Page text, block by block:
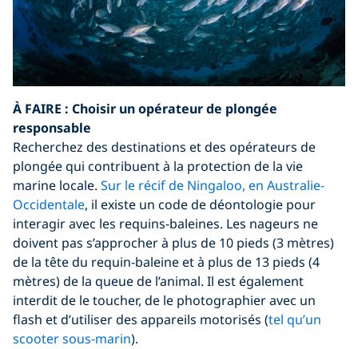
À FAIRE : Choisir un opérateur de plongée
responsable
Recherchez des destinations et des opérateurs de
plongée qui contribuent à la protection de la vie
marine locale. Sur le récif de Ningaloo, en Australie-
Occidentale, il existe un code de déontologie pour
interagir avec les requins-baleines. Les nageurs ne
doivent pas s’approcher à plus de 10 pieds (3 mètres)
de la tête du requin-baleine et à plus de 13 pieds (4
mètres) de la queue de l’animal. Il est également
interdit de le toucher, de le photographier avec un
flash et d’utiliser des appareils motorisés (tel qu’un
scooter sous-marin).